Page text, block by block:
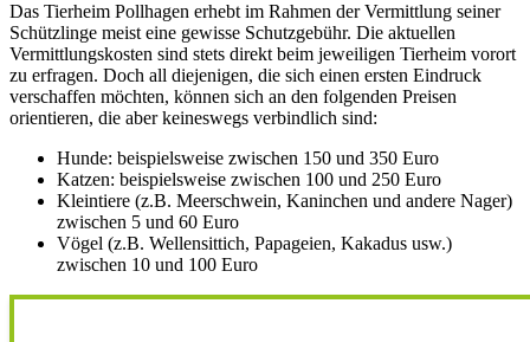
Das Tierheim Pollhagen erhebt im Rahmen der Vermittlung seiner
Schützlinge meist eine gewisse Schutzgebühr. Die aktuellen
Vermittlungskosten sind stets direkt beim jeweiligen Tierheim vorort
zu erfragen. Doch all diejenigen, die sich einen ersten Eindruck
verschaffen möchten, können sich an den folgenden Preisen
orientieren, die aber keineswegs verbindlich sind:
Hunde: beispielsweise zwischen 150 und 350 Euro
Katzen: beispielsweise zwischen 100 und 250 Euro
Kleintiere (z.B. Meerschwein, Kaninchen und andere Nager)
zwischen 5 und 60 Euro
Vögel (z.B. Wellensittich, Papageien, Kakadus usw.)
zwischen 10 und 100 Euro